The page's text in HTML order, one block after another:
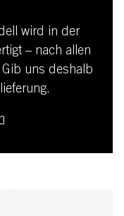
wird in der
– nach allen
uns deshalb